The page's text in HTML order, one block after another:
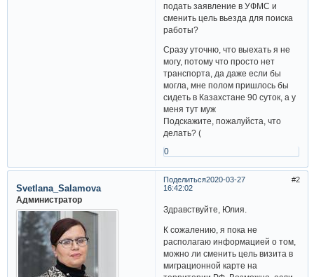
подать заявление в УФМС и
сменить цель вьезда для поиска
работы?
Сразу уточню, что выехать я не
могу, потому что просто нет
транспорта, да даже если бы
могла, мне полом пришлось бы
сидеть в Казахстане 90 суток, а у
меня тут муж
Подскажите, пожалуйста, что
делать? (
0
Поделиться 2
2020-03-27
16:42:02
Svetlana_Salamova
Администратор
Здравствуйте, Юлия.
К сожалению, я пока не
располагаю информацией о том,
можно ли сменить цель визита в
миграционной карте на